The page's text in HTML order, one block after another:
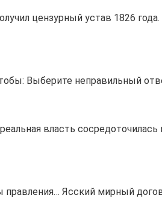
цензурный устав 1826
Выберите неправильный
власть
правления… Ясский мирный